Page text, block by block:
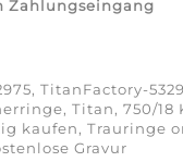
Zahlungseingang
TitanFactory-
Titan, 750/18
kaufen, Trauringe
Gravur